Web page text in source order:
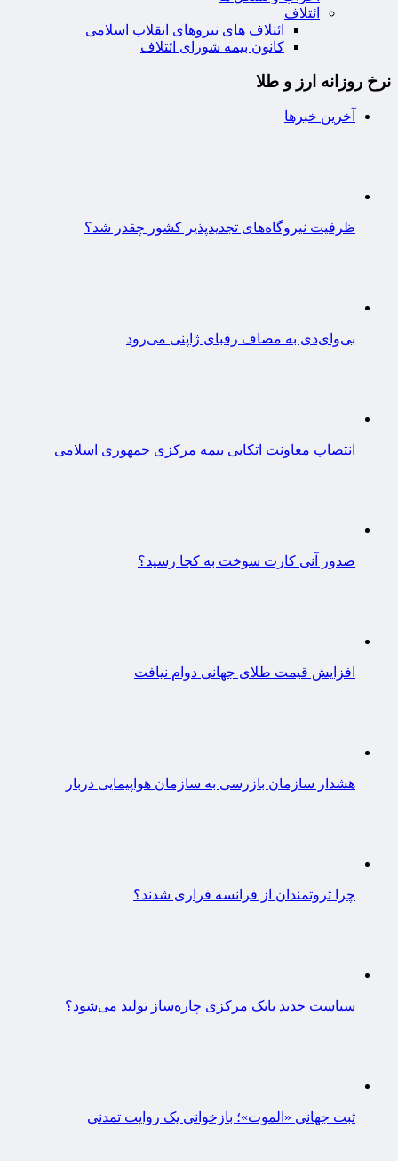
ائتلاف
ائتلاف های نیروهای انقلاب اسلامی
کانون بیمه شورای ائتلاف
نرخ روزانه ارز و طلا
آخرین خبرها
ظرفیت نیروگاه‌های تجدیدپذیر کشور چقدر شد؟
بی‌وای‌دی به مصاف رقبای ژاپنی می‌رود
انتصاب معاونت اتکایی بیمه مرکزی جمهوری اسلامی
صدور آنی کارت سوخت به کجا رسید؟
افزایش قیمت طلای جهانی دوام نیافت
هشدار سازمان بازرسی به سازمان هواپیمایی دربار
چرا ثروتمندان از فرانسه فراری شدند؟
سیاست جدید بانک مرکزی چاره‌ساز تولید می‌شود؟
ثبت جهانی «الموت»؛ بازخوانی یک روایت تمدنی